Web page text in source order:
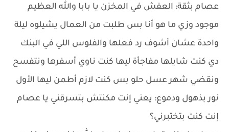
عصام بثقة: العفش في المخزن يا بابا والله العظيم
موجود وزي ما هو أنا بس طلبت من العمال يشيلوه ليلة
واحدة عشان أشوف رد فعلها والفلوس اللي في البنك
دي كنت شايلها مفاجأة ليها كنت ناوي أسفرها ونتفسح
ونقضي شهر عسل حلو بس كنت لازم أطمن ليها الأول
نور بذهول ودموع: يعني إنت مكنتش بتسرقني يا عصام
إنت كنت بتختبرني؟